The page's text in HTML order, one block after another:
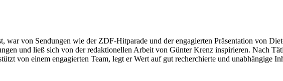
war von Sendungen wie der ZDF-Hitparade und der engagierten Präsentation von
und ließ sich von der redaktionellen Arbeit von Günter Krenz inspirieren. Nach
von einem engagierten Team, legt er Wert auf gut recherchierte und unabhängige